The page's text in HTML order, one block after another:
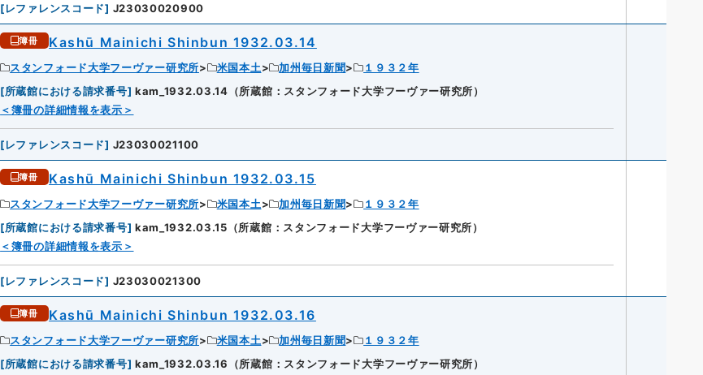
[レファレンスコード] J23030020900
簿冊 Kashū Mainichi Shinbun 1932.03.14
スタンフォード大学フーヴァー研究所 米国本土 加州毎日新聞
１９３２年
[所蔵館における請求番号] kam_1932.03.14（所蔵館：スタンフォード大学フーヴァー研究所）
＜簿冊の詳細情報を表示＞
[レファレンスコード] J23030021100
簿冊 Kashū Mainichi Shinbun 1932.03.15
スタンフォード大学フーヴァー研究所 米国本土 加州毎日新聞
１９３２年
[所蔵館における請求番号] kam_1932.03.15（所蔵館：スタンフォード大学フーヴァー研究所）
＜簿冊の詳細情報を表示＞
[レファレンスコード] J23030021300
簿冊 Kashū Mainichi Shinbun 1932.03.16
スタンフォード大学フーヴァー研究所 米国本土 加州毎日新聞
１９３２年
[所蔵館における請求番号] kam_1932.03.16（所蔵館：スタンフォード大学フーヴァー研究所）